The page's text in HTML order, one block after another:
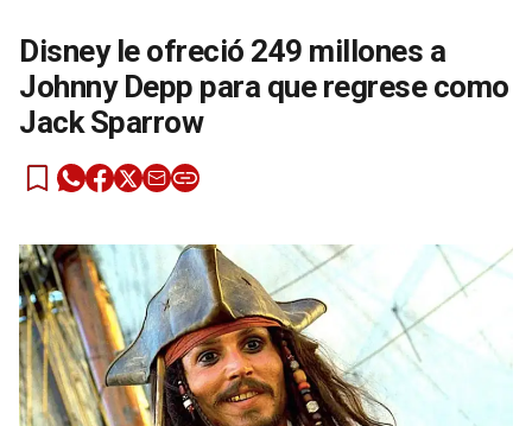
Disney le ofreció 249 millones a
Johnny Depp para que regrese como
Jack Sparrow